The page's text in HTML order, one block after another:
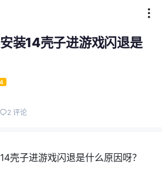
装14壳子进游戏闪退是
2 评论
壳子进游戏闪退是什么原因呀？